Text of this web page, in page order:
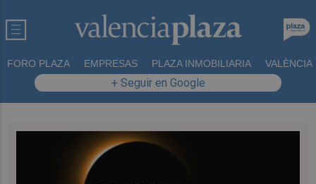
FORO PLAZA EMPRESAS PLAZA INMOBILIARIA VALÈNCIA
+ Seguir en Google